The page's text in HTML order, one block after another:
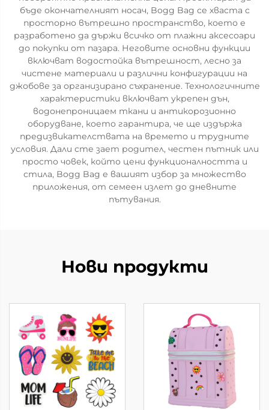
бъде окончателният носач, Bogg Bag се хваста с
просторно вътрешно пространство, което е
разработено да държи всичко от плажни аксесоари
до покупки от пазара. Неговите основни функции
включват водостойка вътрешност, лесно за
чистене материали и различни конфигурации на
джобове за организирано съхранение. Технологичните
характеристики включват укрепен дън,
водонепроницаем ткани и антикорозионно
оборудване, което гарантира, че ще издържа
предизвикателствата на времето и трудните
условия. Дали сте зает родител, честен пътник или
просто човек, който цени функционалността и
стила, Bogg Bag е вашият избор за множество
приложения, от семеен излет до дневните
пътувания.
Нови продукти